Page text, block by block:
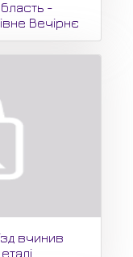
-
Вечірнє
вчинив